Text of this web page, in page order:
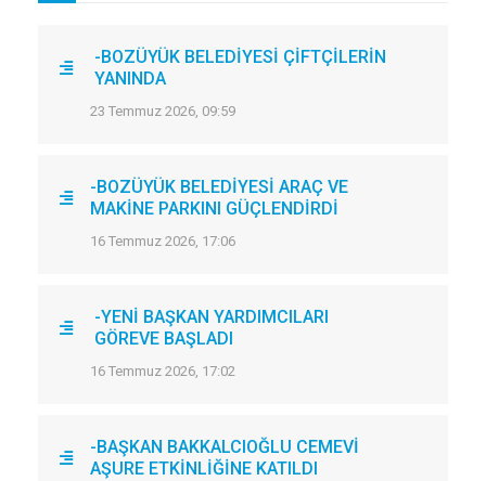
-BOZÜYÜK BELEDİYESİ ÇİFTÇİLERİN
YANINDA
23 Temmuz 2026, 09:59
-BOZÜYÜK BELEDİYESİ ARAÇ VE
MAKİNE PARKINI GÜÇLENDİRDİ
16 Temmuz 2026, 17:06
-YENİ BAŞKAN YARDIMCILARI
GÖREVE BAŞLADI
16 Temmuz 2026, 17:02
-BAŞKAN BAKKALCIOĞLU CEMEVİ
AŞURE ETKİNLİĞİNE KATILDI